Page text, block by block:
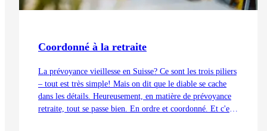
Coordonné à la retraite
La prévoyance vieillesse en Suisse? Ce sont les trois piliers
– tout est très simple! Mais on dit que le diable se cache
dans les détails. Heureusement, en matière de prévoyance
retraite, tout se passe bien. En ordre et coordonné. Et c'est